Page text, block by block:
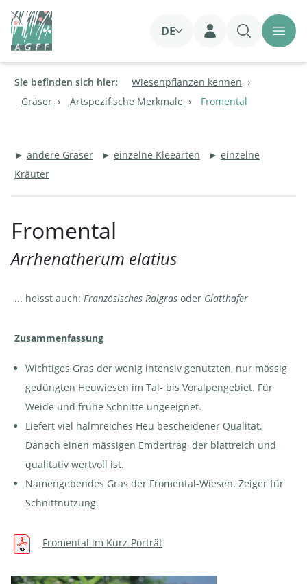
DE
Login
Sie befinden sich hier:
Wiesenpflanzen kennen
Gräser
Artspezifische Merkmale Fromental
► andere Gräser ► einzelne Kleearten ► einzelne
Kräuter
Fromental
Arrhenatherum elatius
... heisst auch: Französisches Raigras oder Glatthafer
Zusammenfassung
Wichtiges Gras der wenig intensiv genutzten, nur mässig
gedüngten Heuwiesen im Tal- bis Voralpengebiet. Für
Weide und frühe Schnitte ungeeignet.
Liefert viel halmreiches Heu bescheidener Qualität.
Danach einen mässigen Emdertrag, der blattreich und
qualitativ wertvoll ist.
Namengebendes Gras der Fromental-Wiesen. Zeiger für
Schnittnutzung.
Fromental im Kurz-Porträt